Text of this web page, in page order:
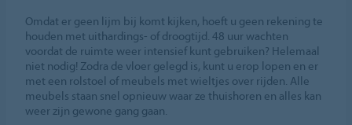
Omdat er geen lijm bij komt kijken, hoeft u geen rekening te
houden met uithardings- of droogtijd. 48 uur wachten
voordat de ruimte weer intensief kunt gebruiken? Helemaal
niet nodig! Zodra de vloer gelegd is, kunt u erop lopen en er
met een rolstoel of meubels met wieltjes over rijden. Alle
meubels staan snel opnieuw waar ze thuishoren en alles kan
weer zijn gewone gang gaan.